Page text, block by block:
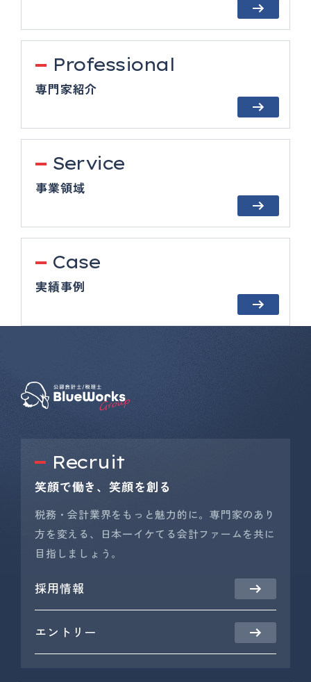
Professional
専門家紹介
Service
事業領域
Case
実績事例
Recruit
笑顔で働き、笑顔を創る
税務・会計業界をもっと魅力的に。専門家のあり
方を変える、日本一イケてる会計ファームを共に
目指しましょう。
採用情報
エントリー